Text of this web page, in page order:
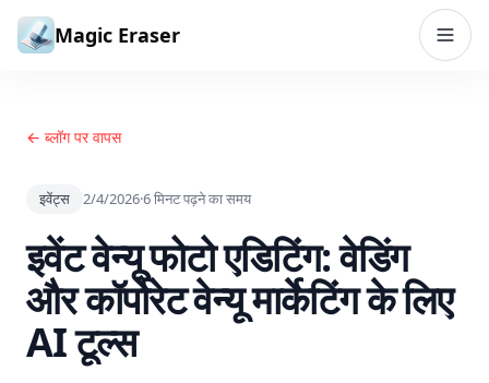
सामग्री पर जाएं
Magic Eraser
← ब्लॉग पर वापस
इवेंट्स 2/4/2026·6मिनट पढ़ने का समय
इवेंट वेन्यू फोटो एडिटिंग: वेडिंग
और कॉर्पोरेट वेन्यू मार्केटिंग के लिए
AI टूल्स